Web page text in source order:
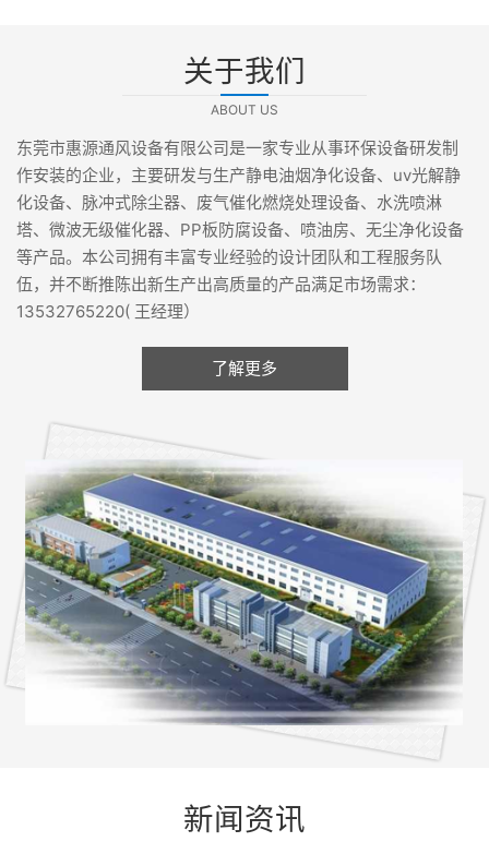
关于我们
ABOUT US
东莞市惠源通风设备有限公司是一家专业从事环保设备研发制
作安装的企业，主要研发与生产静电油烟净化设备、uv光解静
化设备、脉冲式除尘器、废气催化燃烧处理设备、水洗喷淋
塔、微波无级催化器、PP板防腐设备、喷油房、无尘净化设备
等产品。本公司拥有丰富专业经验的设计团队和工程服务队
伍，并不断推陈出新生产出高质量的产品满足市场需求：
13532765220( 王经理）
了解更多
新闻资讯